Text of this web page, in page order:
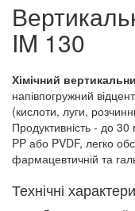
IM 130
Хімічний
напівпогружний
(кислоти, луги,
Продуктивність - до
PP або PVDF, легко
фармацевтичній та
Технічні